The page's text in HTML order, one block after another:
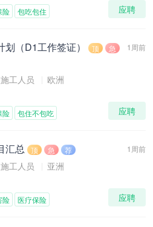
应聘
险 包吃包住
1周前
（D1工作签证） 顶
急
工人员
欧洲
应聘
险 包住不包吃
1周前
汇总 顶 急 荐
工人员
亚洲
应聘
险 医疗保险